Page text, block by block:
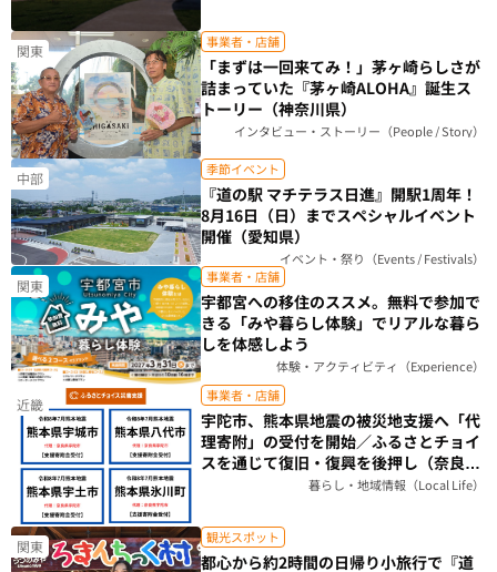
関東 事業者・店舗
「まずは一回来てみ！」茅ヶ崎らしさが
詰まっていた『茅ヶ崎ALOHA』誕生ス
トーリー（神奈川県）
インタビュー・ストーリー（People / Story）
中部 季節イベント
『道の駅 マチテラス日進』開駅1周年！
8月16日（日）までスペシャルイベント
開催（愛知県）
イベント・祭り（Events / Festivals）
関東 事業者・店舗
宇都宮への移住のススメ。無料で参加で
きる「みや暮らし体験」でリアルな暮ら
しを体感しよう
体験・アクティビティ（Experience）
近畿 事業者・店舗
宇陀市、熊本県地震の被災地支援へ「代
理寄附」の受付を開始／ふるさとチョイ
スを通じて復旧・復興を後押し（奈良
暮らし・地域情報（Local Life）
関東 観光スポット
都心から約2時間の日帰り小旅行で『道